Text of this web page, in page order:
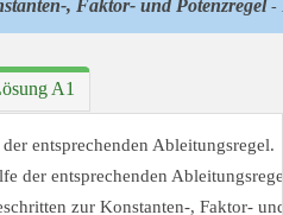
, Faktor- und Potenzregel-
A1
entsprechenden Ableitungsregel.